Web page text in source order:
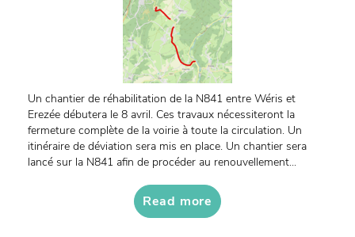
Un chantier de réhabilitation de la N841 entre Wéris et
Erezée débutera le 8 avril. Ces travaux nécessiteront la
fermeture complète de la voirie à toute la circulation. Un
itinéraire de déviation sera mis en place. Un chantier sera
lancé sur la N841 afin de procéder au renouvellement...
Read more